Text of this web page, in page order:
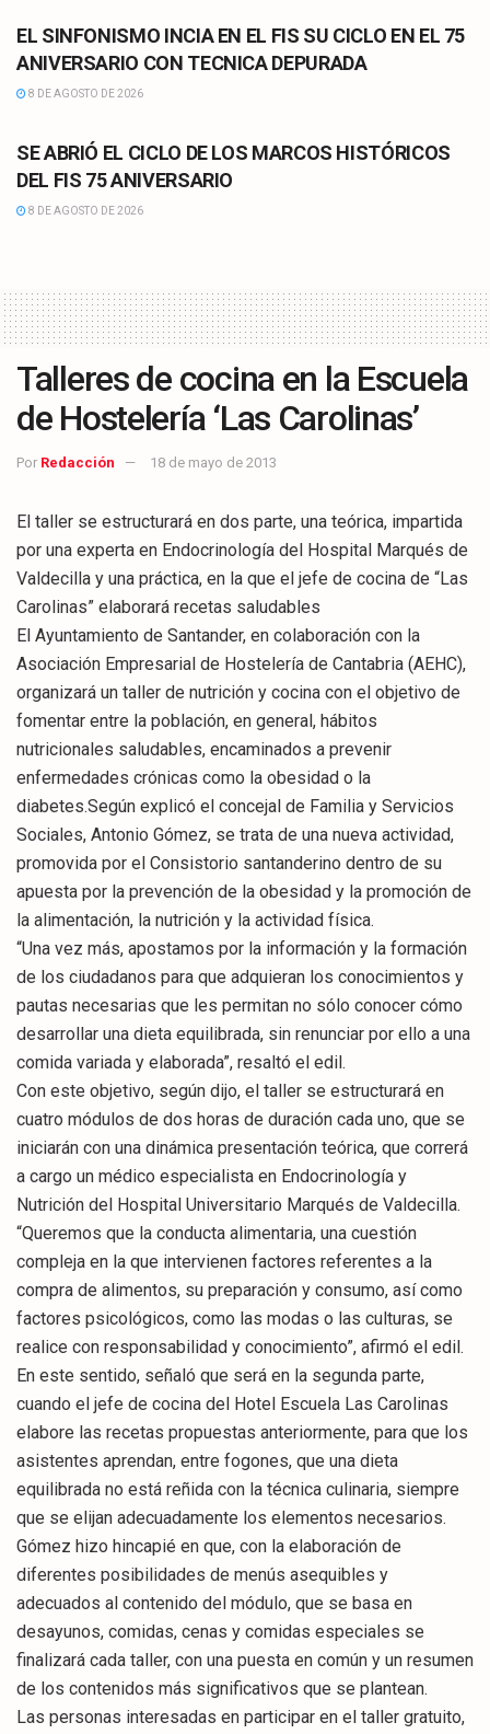
EL SINFONISMO INCIA EN EL FIS SU CICLO EN EL 75
ANIVERSARIO CON TECNICA DEPURADA
8 DE AGOSTO DE 2026
SE ABRIÓ EL CICLO DE LOS MARCOS HISTÓRICOS
DEL FIS 75 ANIVERSARIO
8 DE AGOSTO DE 2026
Talleres de cocina en la Escuela
de Hostelería ‘Las Carolinas’
Por Redacción 18 de mayo de 2013
El taller se estructurará en dos parte, una teórica, impartida
por una experta en Endocrinología del Hospital Marqués de
Valdecilla y una práctica, en la que el jefe de cocina de “Las
Carolinas” elaborará recetas saludables
El Ayuntamiento de Santander, en colaboración con la
Asociación Empresarial de Hostelería de Cantabria (AEHC),
organizará un taller de nutrición y cocina con el objetivo de
fomentar entre la población, en general, hábitos
nutricionales saludables, encaminados a prevenir
enfermedades crónicas como la obesidad o la
diabetes.Según explicó el concejal de Familia y Servicios
Sociales, Antonio Gómez, se trata de una nueva actividad,
promovida por el Consistorio santanderino dentro de su
apuesta por la prevención de la obesidad y la promoción de
la alimentación, la nutrición y la actividad física.
“Una vez más, apostamos por la información y la formación
de los ciudadanos para que adquieran los conocimientos y
pautas necesarias que les permitan no sólo conocer cómo
desarrollar una dieta equilibrada, sin renunciar por ello a una
comida variada y elaborada”, resaltó el edil.
Con este objetivo, según dijo, el taller se estructurará en
cuatro módulos de dos horas de duración cada uno, que se
iniciarán con una dinámica presentación teórica, que correrá
a cargo un médico especialista en Endocrinología y
Nutrición del Hospital Universitario Marqués de Valdecilla.
“Queremos que la conducta alimentaria, una cuestión
compleja en la que intervienen factores referentes a la
compra de alimentos, su preparación y consumo, así como
factores psicológicos, como las modas o las culturas, se
realice con responsabilidad y conocimiento”, afirmó el edil.
En este sentido, señaló que será en la segunda parte,
cuando el jefe de cocina del Hotel Escuela Las Carolinas
elabore las recetas propuestas anteriormente, para que los
asistentes aprendan, entre fogones, que una dieta
equilibrada no está reñida con la técnica culinaria, siempre
que se elijan adecuadamente los elementos necesarios.
Gómez hizo hincapié en que, con la elaboración de
diferentes posibilidades de menús asequibles y
adecuados al contenido del módulo, que se basa en
desayunos, comidas, cenas y comidas especiales se
finalizará cada taller, con una puesta en común y un resumen
de los contenidos más significativos que se plantean.
Las personas interesadas en participar en el taller gratuito,